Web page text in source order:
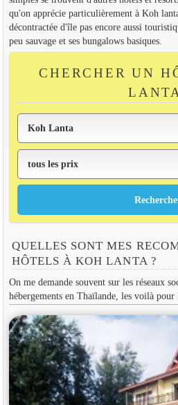
qu'on apprécie particulièrement à Koh
décontractée d'île pas encore aussi
peu sauvage et ses bungalows basiques.
CHERCHER UN
QUELLES SONT MES
HÔTELS À KOH LANTA ?
On me demande souvent sur les réseaux
hébergements en Thaïlande, les voilà pour